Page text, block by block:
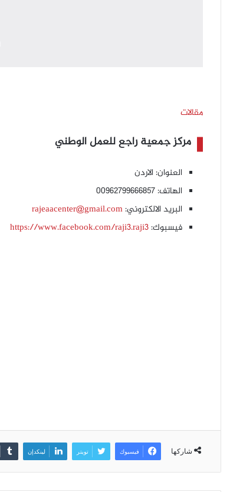
مقالات
مركز جمعية راجع للعمل الوطني
العنوان: الاردن
الهاتف: 00962799666857
البريد الالكتروني:rajeaacenter@gmail.com
فيسبوك:https://www.facebook.com/raji3.raji3
شاركها فيسبوك تويتر لينكدإن